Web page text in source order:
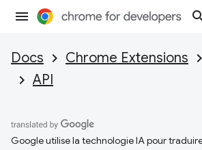
Docs Chrome Extensions
API
Google utilise la technologie IA pour